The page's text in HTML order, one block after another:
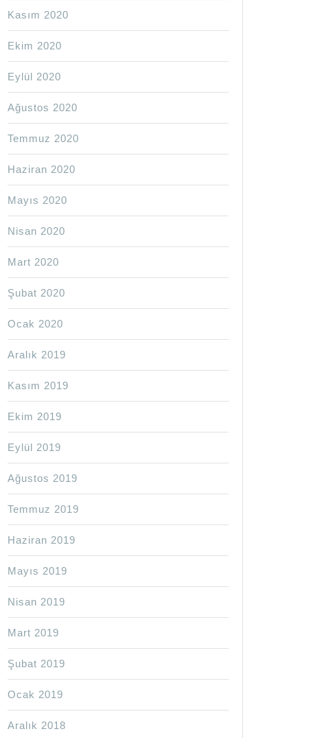
Kasım 2020
Ekim 2020
Eylül 2020
Ağustos 2020
Temmuz 2020
Haziran 2020
Mayıs 2020
Nisan 2020
Mart 2020
Şubat 2020
Ocak 2020
Aralık 2019
Kasım 2019
Ekim 2019
Eylül 2019
Ağustos 2019
Temmuz 2019
Haziran 2019
Mayıs 2019
Nisan 2019
Mart 2019
Şubat 2019
Ocak 2019
Aralık 2018